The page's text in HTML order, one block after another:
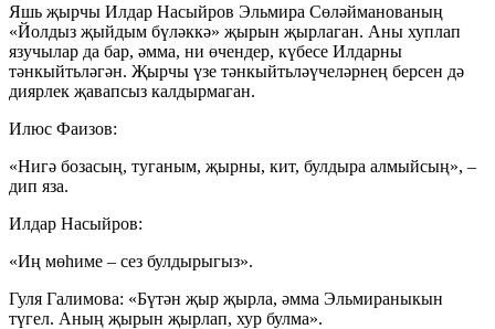
Яшь җырчы Илдар Насыйров Эльмира Сөләйманованың
«Йолдыз җыйдым бүләккә» җырын җырлаган. Аны хуплап
язучылар да бар, әмма, ни өчендер, күбесе Илдарны
тәнкыйтьләгән. Җырчы үзе тәнкыйтьләүчеләрнең берсен дә
диярлек җавапсыз калдырмаган.
Илюс Фаизов:
«Нигә бозасың, туганым, җырны, кит, булдыра алмыйсың», –
дип яза.
Илдар Насыйров:
«Иң мөһиме – сез булдырыгыз».
Гуля Галимова: «Бүтән җыр җырла, әмма Эльмираныкын
түгел. Аның җырын җырлап, хур булма».